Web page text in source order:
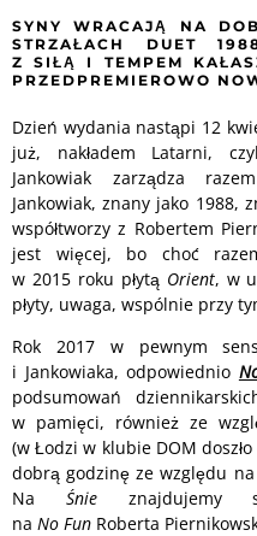
SYNY WRACAJĄ NA
STRZAŁACH DUET
Z SIŁĄ I TEMPEM
PRZEDPREMIEROWO
Dzień wydania nastąpi 12
już, nakładem Latarni,
Jankowiak zarządza
Jankowiak, znany jako 1988,
współtworzy z Robertem
jest więcej, bo choć
w 2015 roku płytą Orient, w
płyty, uwaga, wspólnie przy
Rok 2017 w pewnym
i Jankowiaka, odpowiednio
podsumowań
w pamięci, również ze
(w Łodzi w klubie DOM
dobrą godzinę ze względu
Na Śnie znajdujemy
na No Fun Roberta